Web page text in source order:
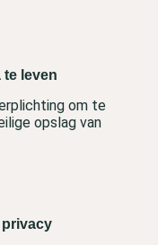
te leven
om te
opslag van